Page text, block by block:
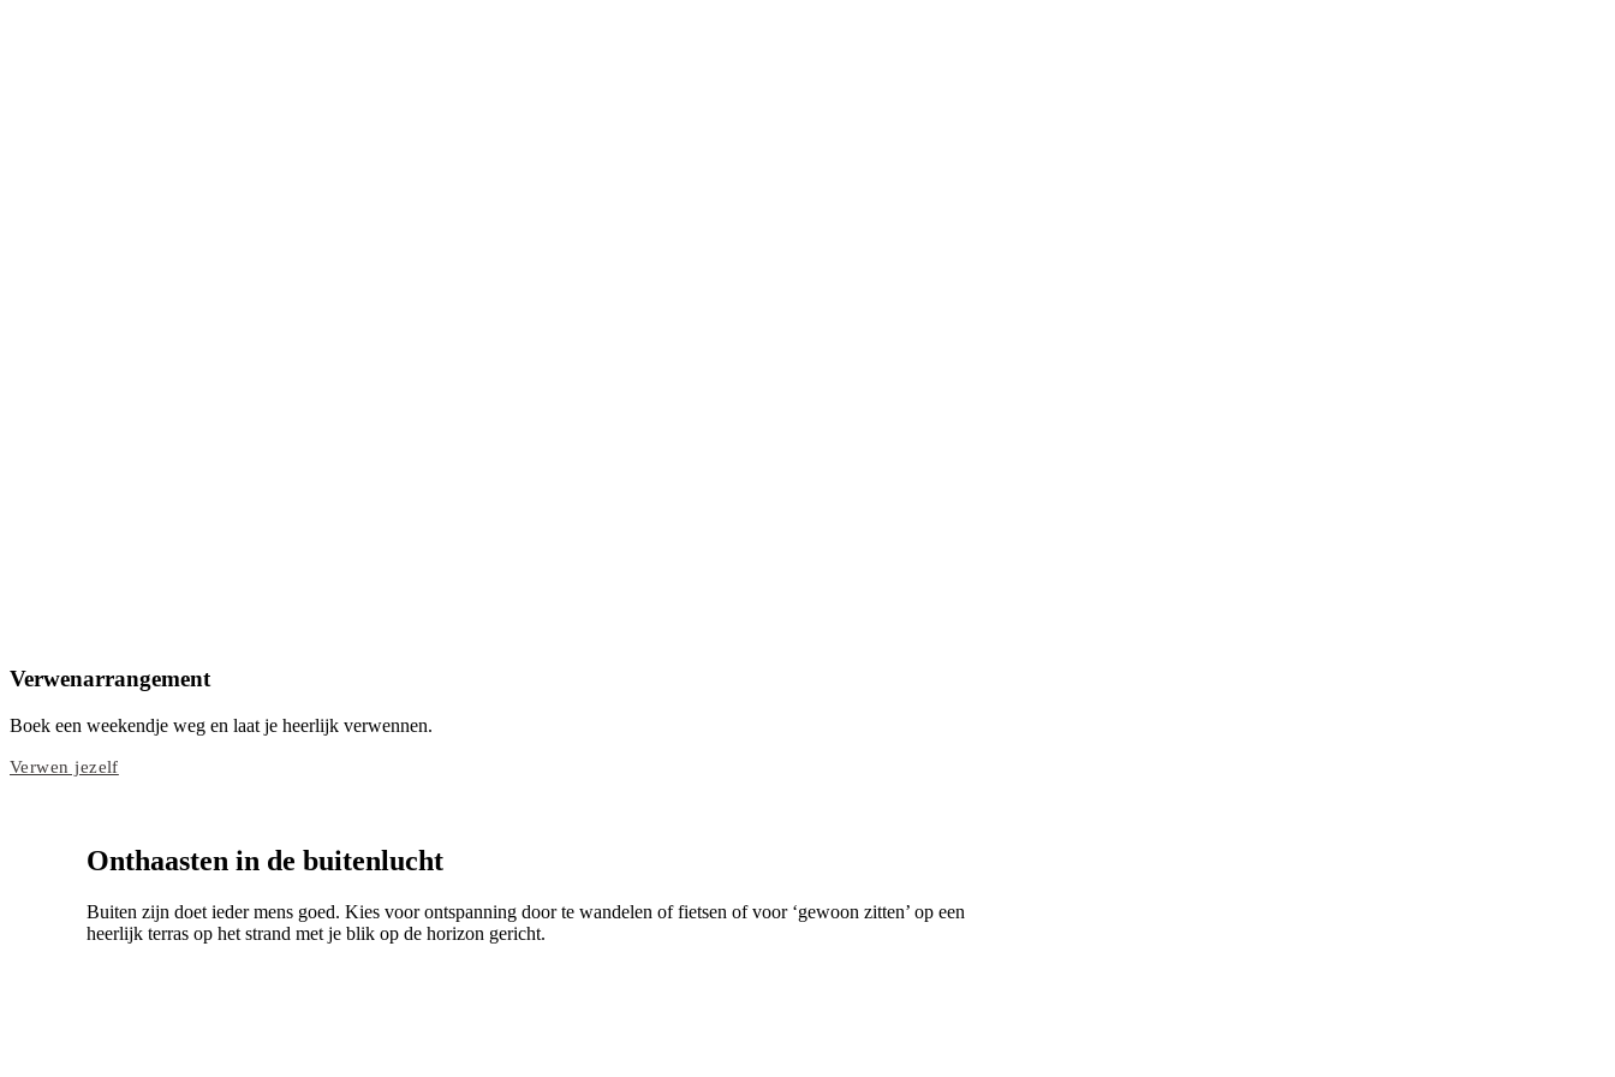
Verwenarrangement
Boek een weekendje weg en laat je heerlijk verwennen.
Verwen jezelf
Onthaasten in de buitenlucht
Buiten zijn doet ieder mens goed. Kies voor ontspanning door te wandelen of fietsen of voor ‘gewoon zitten’ op een
heerlijk terras op het strand met je blik op de horizon gericht.